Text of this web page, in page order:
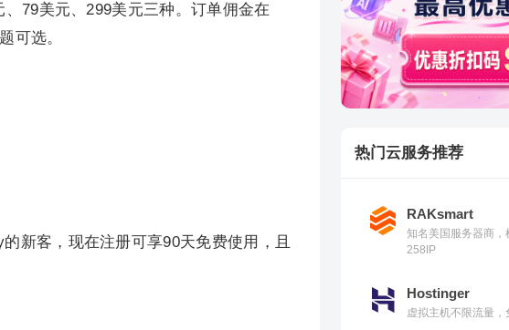
79美元、299美元三种。订单佣金在
可选。
新客，现在注册可享90天免费使用，且
热门云服务推荐
RAKsmart
知名美国服务器商
258IP
Hostinger
虚拟主机不限流量